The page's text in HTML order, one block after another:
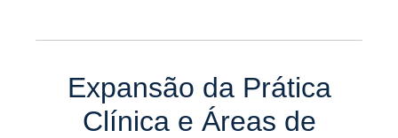
Expansão da Prática
Clínica e Áreas de